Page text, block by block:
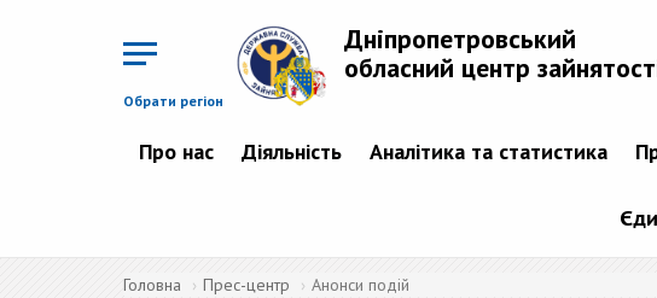
Обрати регіон
Дніпропетровський
обласний центр
Про нас Діяльність Аналітика та статистика
Головна Прес-центр Анонси подій